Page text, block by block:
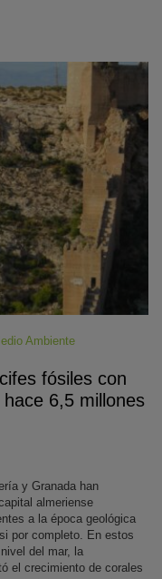
Ambiente
fósiles con
6,5 millones
y Granada han
almeriense
a la época geológica
por completo. En estos
del mar, la
el crecimiento de corales